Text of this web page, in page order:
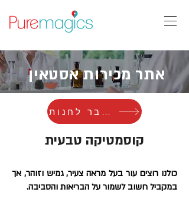
אתר מכירות אסטאין
מעבר לחנות
קוסמטיקה טבעית
כולנו רוצים עור בעל מראה צעיר, גמיש וזוהר, אך
במקביל חשוב לשמור על הבריאות והסביבה.